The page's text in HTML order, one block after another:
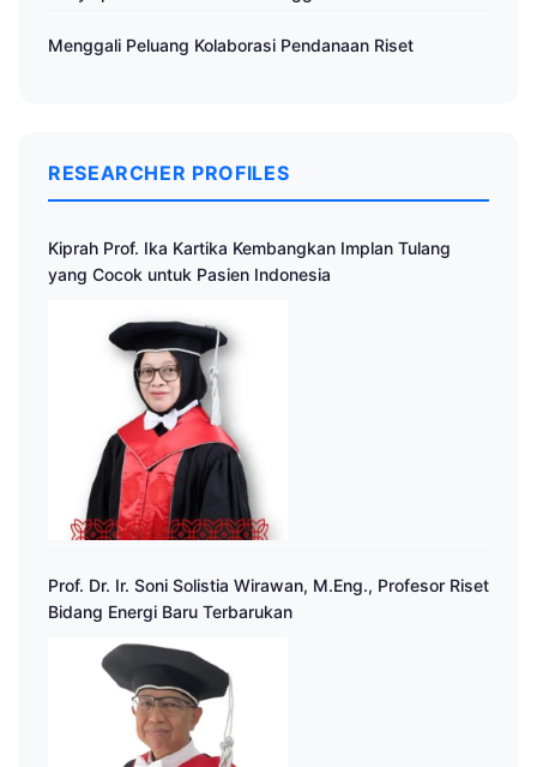
Menggali Peluang Kolaborasi Pendanaan Riset
RESEARCHER PROFILES
Kiprah Prof. Ika Kartika Kembangkan Implan Tulang
yang Cocok untuk Pasien Indonesia
Prof. Dr. Ir. Soni Solistia Wirawan, M.Eng., Profesor Riset
Bidang Energi Baru Terbarukan